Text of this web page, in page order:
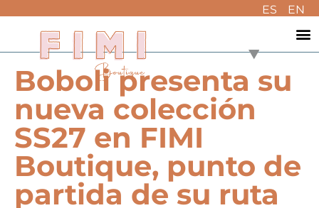
ES EN
Boboli presenta su
nueva colección
SS27 en FIMI
Boutique, punto de
partida de su ruta